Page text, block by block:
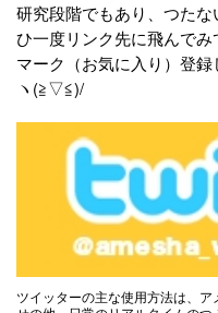
研究段階でもあり、つた
ひ一度リンク先に飛んで
マーク（お気に入り）登録
ヽ(≧▽≦)/
ツイッターの主な使用方法は、